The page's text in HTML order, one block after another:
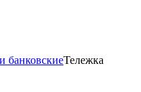
банковскиеТележка